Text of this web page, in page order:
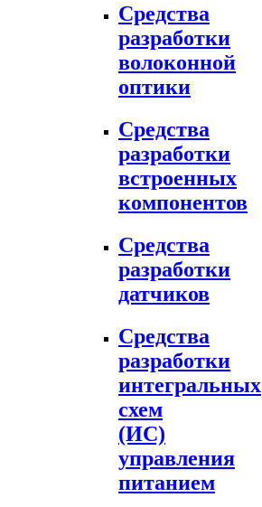
Средства
разработки
волоконной
оптики
Средства
разработки
встроенных
компонентов
Средства
разработки
датчиков
Средства
разработки
интегральных
схем
(ИС)
управления
питанием